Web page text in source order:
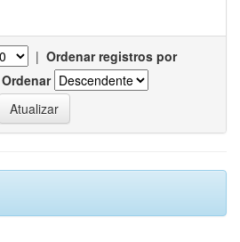
| Ordenar registros por
Ordenar